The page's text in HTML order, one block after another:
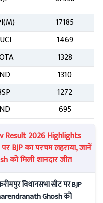
17185
1469
1328
1310
1272
695
Result 2026 Highlights
BJP का परचम लहराया, जानें
को मिली शानदार जीत
विधानसभा सीट पर BJP
Ghosh को